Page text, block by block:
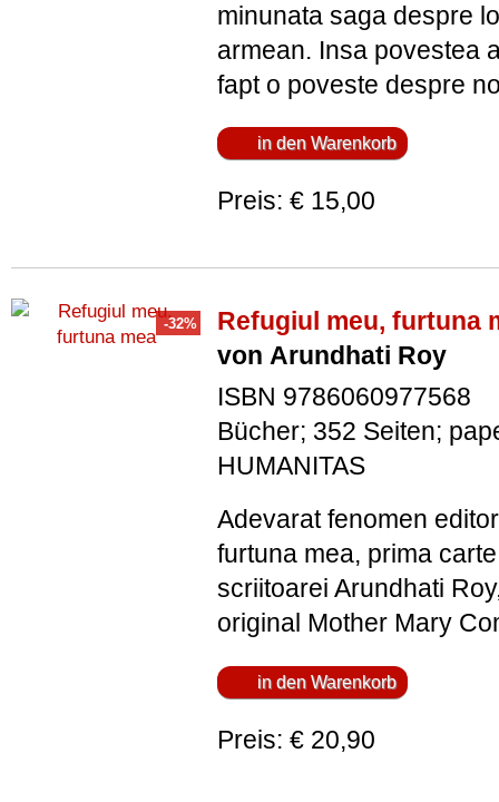
minunata saga despre
armean. Insa povestea
fapt o poveste despre
Preis: € 15,00
Refugiul meu, furtuna
von Arundhati Roy
ISBN 9786060977568
Bücher; 352 Seiten;
HUMANITAS
Adevarat fenomen
furtuna mea, prima
scriitoarei Arundhati
original Mother Mary
Preis: € 20,90